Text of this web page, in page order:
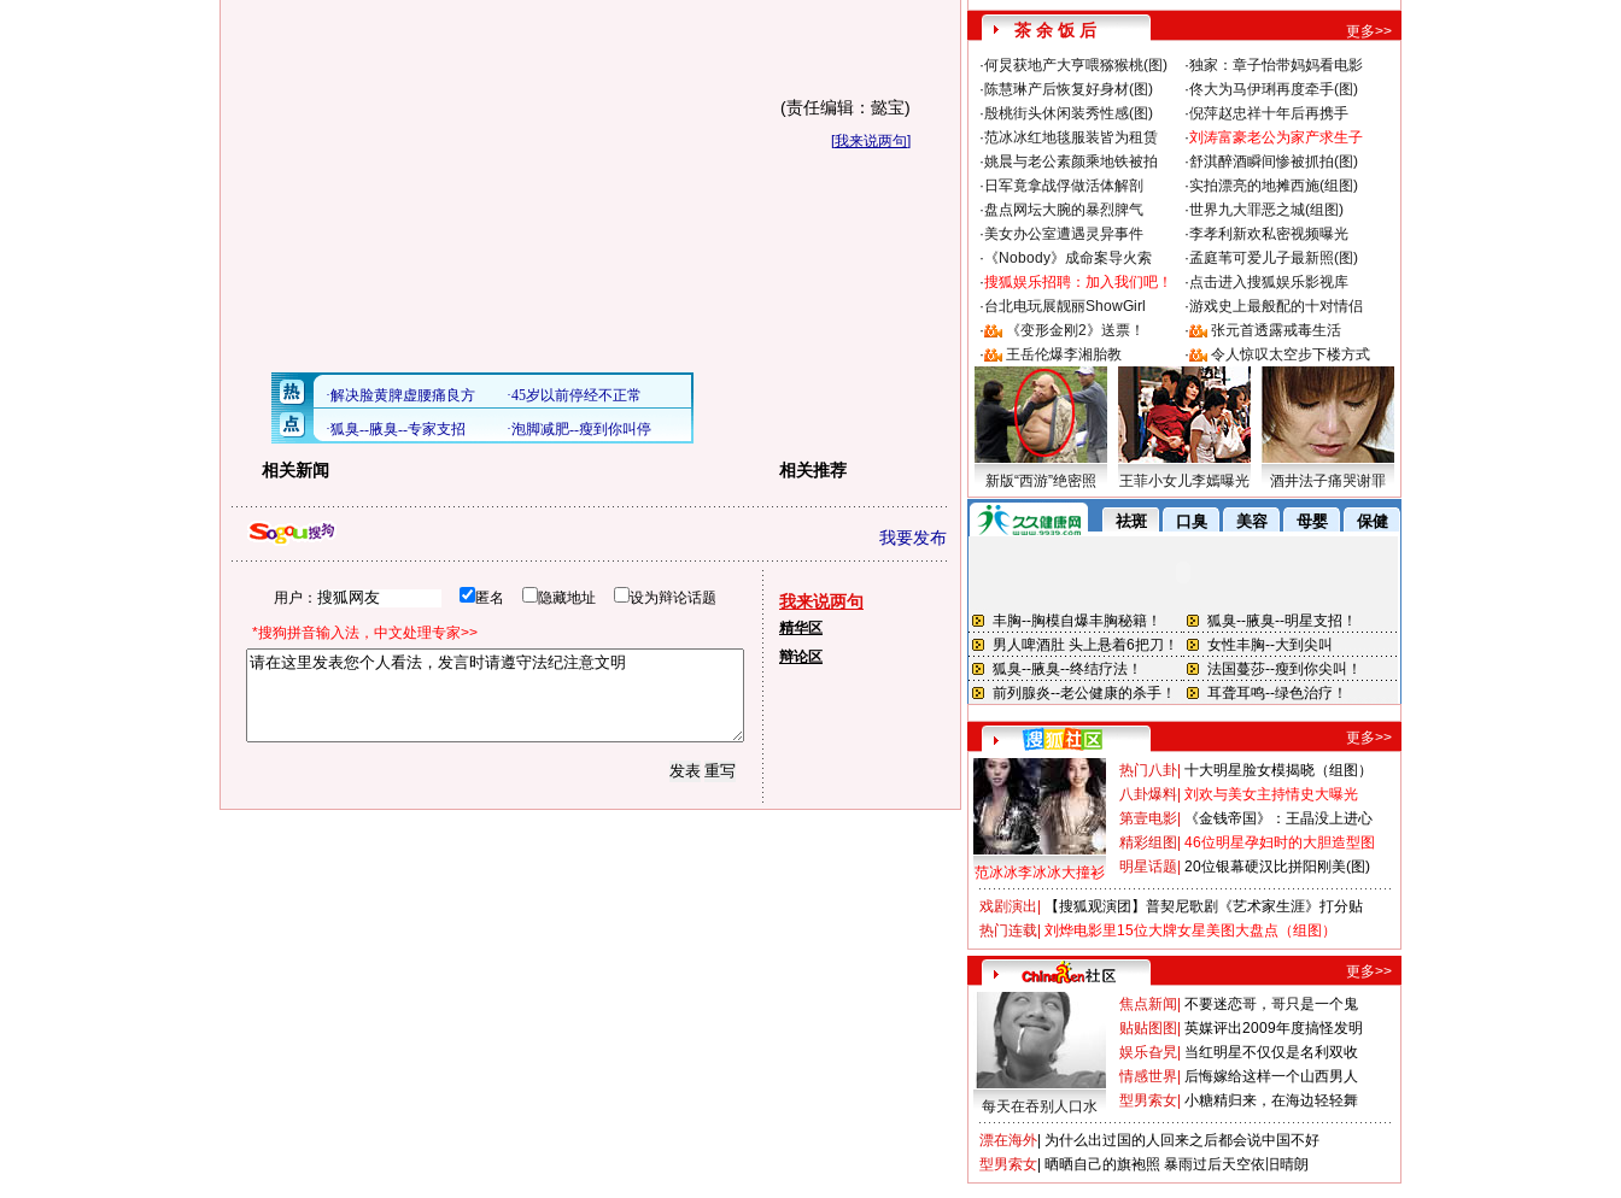
(责任编辑：懿宝)
[我来说两句]
相关新闻 相关推荐
我要发布
用户： 匿名 隐藏地址 设为辩论话题
*搜狗拼音输入法，中文处理专家>>
我来说两句
精华区
辩论区
茶 余 饭 后
更多>>
·何炅获地产大亨喂猕猴桃(图) ·独家：章子怡带妈妈看电影
·陈慧琳产后恢复好身材(图) ·佟大为马伊琍再度牵手(图)
·殷桃街头休闲装秀性感(图) ·倪萍赵忠祥十年后再携手
·范冰冰红地毯服装皆为租赁 ·刘涛富豪老公为家产求生子
·姚晨与老公素颜乘地铁被拍 ·舒淇醉酒瞬间惨被抓拍(图)
· 日军竟拿战俘做活体解剖 ·实拍漂亮的地摊西施(组图)
·盘点网坛大腕的暴烈脾气 ·世界九大罪恶之城(组图)
·美女办公室遭遇灵异事件 ·李孝利新欢私密视频曝光
· 《Nobody》成命案导火索 ·孟庭苇可爱儿子最新照(图)
·搜狐娱乐招聘：加入我们吧！ ·点击进入搜狐娱乐影视库
·台北电玩展靓丽ShowGirl ·游戏史上最般配的十对情侣
·
《变形金刚2》送票！ ·
张元首透露戒毒生活
·
王岳伦爆李湘胎教 · 令人惊叹太空步下楼方式
新版“西游”绝密照 王菲小女儿李嫣曝光 酒井法子痛哭谢罪
更多>>
范冰冰李冰冰大撞衫
热门八卦 十大明星脸女模揭晓（组图）
八卦爆料 刘欢与美女主持情史大曝光
第壹电影
《金钱帝国》：王晶没上进心
精彩组图 46位明星孕妇时的大胆造型图
明星话题 20位银幕硬汉比拼阳刚美(图)
戏剧演出
【搜狐观演团】普契尼歌剧《艺术家生涯》打分贴
热门连载 刘烨电影里15位大牌女星美图大盘点（组图）
更多>>
每天在吞别人口水
焦点新闻 不要迷恋哥，哥只是一个鬼
贴贴图图 英媒评出2009年度搞怪发明
娱乐旮旯 当红明星不仅仅是名利双收
情感世界 后悔嫁给这样一个山西男人
型男索女 小糖精归来，在海边轻轻舞
漂在海外 为什么出过国的人回来之后都会说中国不好
型男索女 晒晒自己的旗袍照 暴雨过后天空依旧晴朗